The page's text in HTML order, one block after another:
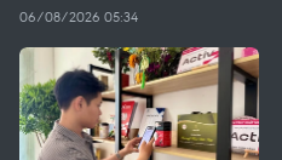
06/08/2026 05:34